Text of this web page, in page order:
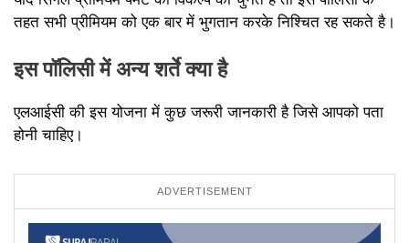
तहत सभी प्रीमियम को एक बार में भुगतान करके निश्चित रह सकते है।
इस पॉलिसी में अन्य शर्ते क्या है
एलआईसी की इस योजना में कुछ जरूरी जानकारी है जिसे आपको पता
होनी चाहिए।
ADVERTISEMENT